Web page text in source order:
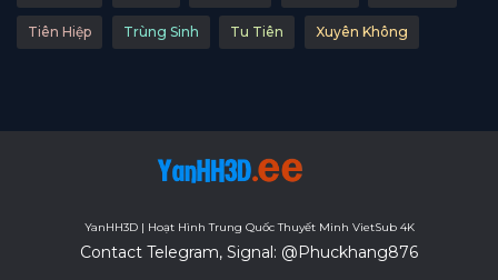
Tiên Hiệp Trùng Sinh Tu Tiên Xuyên Không
YanHH3D | Hoạt Hình Trung Quốc Thuyết Minh VietSub 4K
Contact Telegram, Signal: @Phuckhang876